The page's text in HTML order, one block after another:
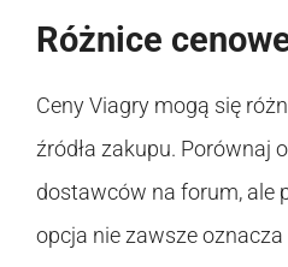
Różnice
Ceny Viagry mogą się
źródła zakupu. Porównaj
dostawców na forum, ale
opcja nie zawsze